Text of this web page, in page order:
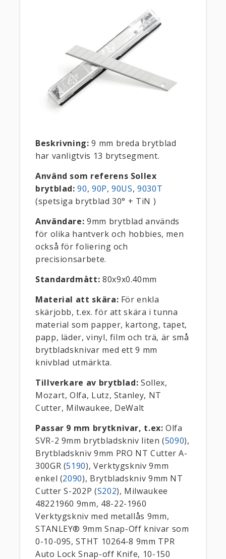
Beskrivning: 9 mm breda brytblad
har vanligtvis 13 brytsegment.
Använd som referens Sollex
brytblad:90, 90P,90US,9030T
(spetsiga brytblad 30° + TiN )
Användare:9mm brytblad används
för olika hantverk och hobbies, men
också för foliering och
precisionsarbete.
Standardmått: 80x9x0.40mm
Material att skära: För enkla
skärjobb, t.ex. för att skära i tunna
material som papper, kartong, tapet,
papp, läder, vinyl, film och trä, är små
brytbladsknivar med ett 9 mm
knivblad utmärkta.
Tillverkare av brytblad: Sollex,
Mozart, Olfa, Lutz, Stanley, NT
Cutter, Milwaukee, DeWalt
Passar 9 mm brytknivar, t.ex:Olfa
SVR-2 9mm brytbladskniv liten (5090),
Brytbladskniv 9mm PRO NT Cutter A-
300GR (5190), Verktygskniv 9mm
enkel (2090), Brytbladskniv 9mm NT
Cutter S-202P (S202), Milwaukee
48221960 9mm, 48-22-1960
Verktygskniv med metallås 9mm,
STANLEY® 9mm Snap-Off knivar som
0-10-095, STHT 10264-8 9mm TPR
Auto Lock Snap-off Knife, 10-150